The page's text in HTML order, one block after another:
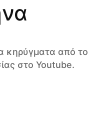
κηρύγματα από το
στο Youtube.